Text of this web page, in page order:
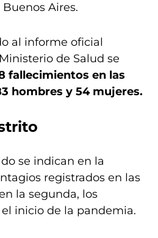
Aires.
al informe oficial
de Salud se
fallecimientos en las
hombres y 54 mujeres.
se indican en la
registrados en las
la segunda, los
inicio de la pandemia.